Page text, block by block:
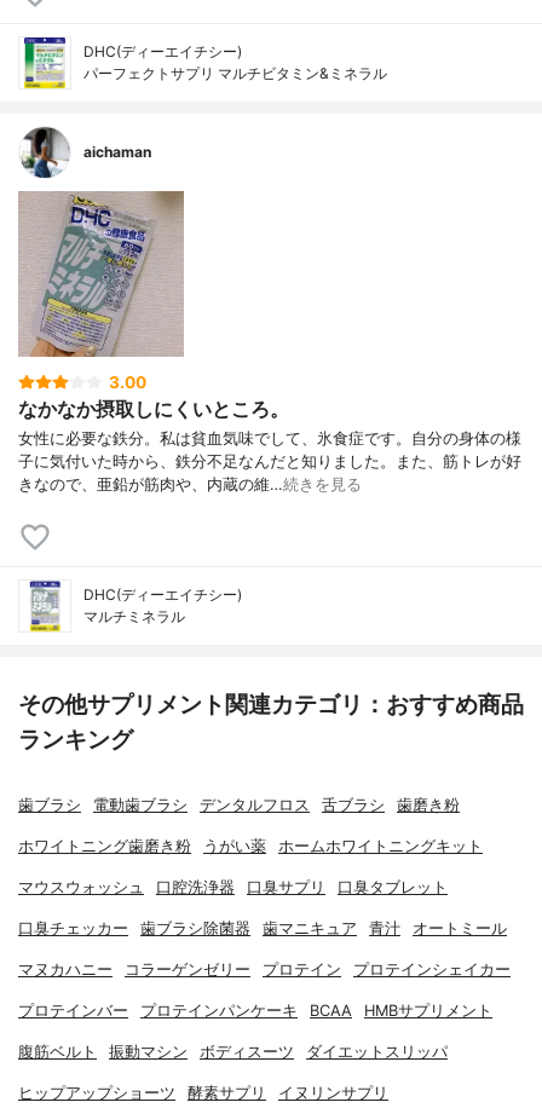
DHC(ディーエイチシー)
パーフェクトサプリ マルチビタミン&ミネラル
aichaman
3.00
なかなか摂取しにくいところ。
女性に必要な鉄分。私は貧血気味でして、氷食症です。自分の身体の様
子に気付いた時から、鉄分不足なんだと知りました。また、筋トレが好
きなので、亜鉛が筋肉や、内蔵の維…続きを見る
DHC(ディーエイチシー)
マルチミネラル
その他サプリメント関連カテゴリ：おすすめ商品
ランキング
歯ブラシ 電動歯ブラシ デンタルフロス 舌ブラシ 歯磨き粉
ホワイトニング歯磨き粉 うがい薬 ホームホワイトニングキット
マウスウォッシュ 口腔洗浄器 口臭サプリ 口臭タブレット
口臭チェッカー 歯ブラシ除菌器 歯マニキュア 青汁 オートミール
マヌカハニー コラーゲンゼリー プロテイン プロテインシェイカー
プロテインバー プロテインパンケーキ BCAA HMBサプリメント
腹筋ベルト 振動マシン ボディスーツ ダイエットスリッパ
ヒップアップショーツ 酵素サプリ イヌリンサプリ